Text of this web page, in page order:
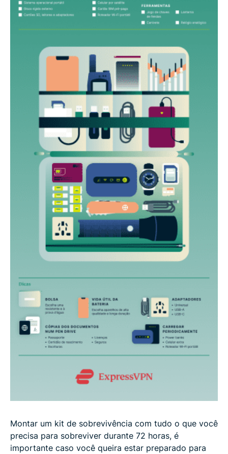
Montar um kit de sobrevivência com tudo o que você
precisa para sobreviver durante 72 horas, é
importante caso você queira estar preparado para